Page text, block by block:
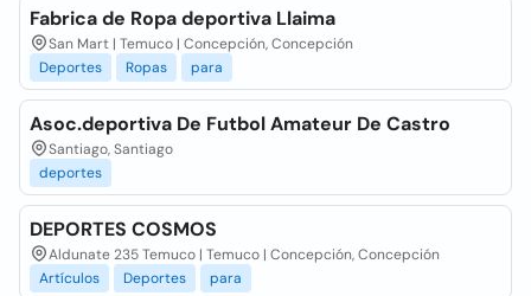
Fabrica de Ropa deportiva Llaima
San Mart | Temuco | Concepción, Concepción
Deportes
Ropas para
Asoc.deportiva De Futbol Amateur De Castro
Santiago, Santiago
deportes
DEPORTES COSMOS
Aldunate 235 Temuco | Temuco | Concepción, Concepción
Artículos
Deportes para